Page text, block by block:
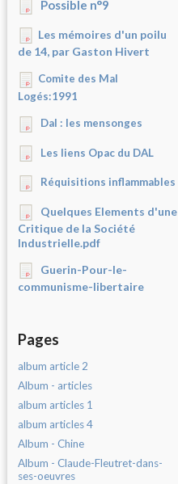
Possible n°9
Les mémoires d'un poilu
de 14, par Gaston Hivert
Comite des Mal
Logés:1991
Dal : les mensonges
Les liens Opac du DAL
Réquisitions inflammables
Quelques Elements d'une
Critique de la Société
Industrielle.pdf
Guerin-Pour-le-
communisme-libertaire
Pages
album article 2
Album - articles
album articles 1
album articles 4
Album - Chine
Album - Claude-Fleutret-dans-
ses-oeuvres